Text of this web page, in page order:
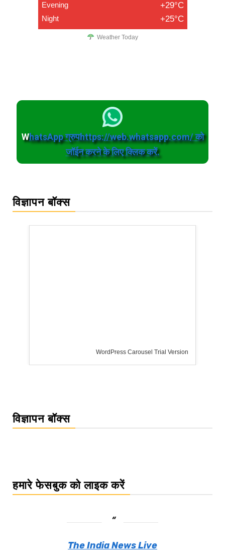
Evening +29°C
Night +25°C
Weather Today
WhatsApp ग्रुपhttps://web.whatsapp.com/ को
जॉईन करने के लिए क्लिक करें.
विज्ञापन बॉक्स
WordPress Carousel Trial Version
विज्ञापन बॉक्स
हमारे फेसबुक को लाइक करें
The India News Live